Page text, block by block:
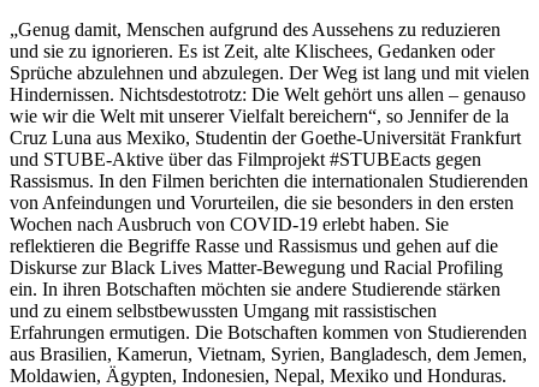
„Genug damit, Menschen aufgrund des Aussehens zu reduzieren
und sie zu ignorieren. Es ist Zeit, alte Klischees, Gedanken oder
Sprüche abzulehnen und abzulegen. Der Weg ist lang und mit vielen
Hindernissen. Nichtsdestotrotz: Die Welt gehört uns allen – genauso
wie wir die Welt mit unserer Vielfalt bereichern“, so Jennifer de la
Cruz Luna aus Mexiko, Studentin der Goethe-Universität Frankfurt
und STUBE-Aktive über das Filmprojekt #STUBEacts gegen
Rassismus. In den Filmen berichten die internationalen Studierenden
von Anfeindungen und Vorurteilen, die sie besonders in den ersten
Wochen nach Ausbruch von COVID-19 erlebt haben. Sie
reflektieren die Begriffe Rasse und Rassismus und gehen auf die
Diskurse zur Black Lives Matter-Bewegung und Racial Profiling
ein. In ihren Botschaften möchten sie andere Studierende stärken
und zu einem selbstbewussten Umgang mit rassistischen
Erfahrungen ermutigen. Die Botschaften kommen von Studierenden
aus Brasilien, Kamerun, Vietnam, Syrien, Bangladesch, dem Jemen,
Moldawien, Ägypten, Indonesien, Nepal, Mexiko und Honduras.